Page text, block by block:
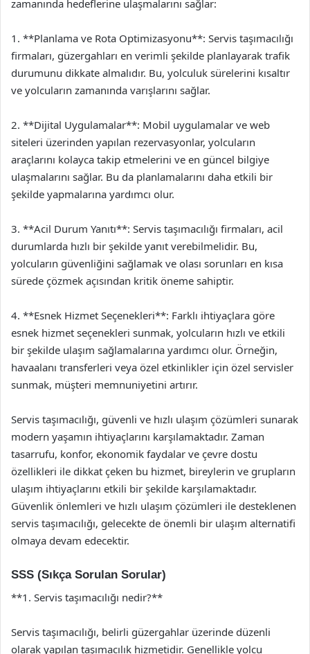
zamanında hedeflerine ulaşmalarını sağlar:
1. **Planlama ve Rota Optimizasyonu**: Servis taşımacılığı
firmaları, güzergahları en verimli şekilde planlayarak trafik
durumunu dikkate almalıdır. Bu, yolculuk sürelerini kısaltır
ve yolcuların zamanında varışlarını sağlar.
2. **Dijital Uygulamalar**: Mobil uygulamalar ve web
siteleri üzerinden yapılan rezervasyonlar, yolcuların
araçlarını kolayca takip etmelerini ve en güncel bilgiye
ulaşmalarını sağlar. Bu da planlamalarını daha etkili bir
şekilde yapmalarına yardımcı olur.
3. **Acil Durum Yanıtı**: Servis taşımacılığı firmaları, acil
durumlarda hızlı bir şekilde yanıt verebilmelidir. Bu,
yolcuların güvenliğini sağlamak ve olası sorunları en kısa
sürede çözmek açısından kritik öneme sahiptir.
4. **Esnek Hizmet Seçenekleri**: Farklı ihtiyaçlara göre
esnek hizmet seçenekleri sunmak, yolcuların hızlı ve etkili
bir şekilde ulaşım sağlamalarına yardımcı olur. Örneğin,
havaalanı transferleri veya özel etkinlikler için özel servisler
sunmak, müşteri memnuniyetini artırır.
Servis taşımacılığı, güvenli ve hızlı ulaşım çözümleri sunarak
modern yaşamın ihtiyaçlarını karşılamaktadır. Zaman
tasarrufu, konfor, ekonomik faydalar ve çevre dostu
özellikleri ile dikkat çeken bu hizmet, bireylerin ve grupların
ulaşım ihtiyaçlarını etkili bir şekilde karşılamaktadır.
Güvenlik önlemleri ve hızlı ulaşım çözümleri ile desteklenen
servis taşımacılığı, gelecekte de önemli bir ulaşım alternatifi
olmaya devam edecektir.
SSS (Sıkça Sorulan Sorular)
**1. Servis taşımacılığı nedir?**
Servis taşımacılığı, belirli güzergahlar üzerinde düzenli
olarak yapılan taşımacılık hizmetidir. Genellikle yolcu